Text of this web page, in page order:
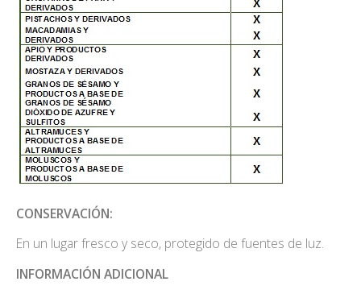
CONSERVACIÓN:
En un lugar fresco y seco, protegido de fuentes de luz.
INFORMACIÓN ADICIONAL